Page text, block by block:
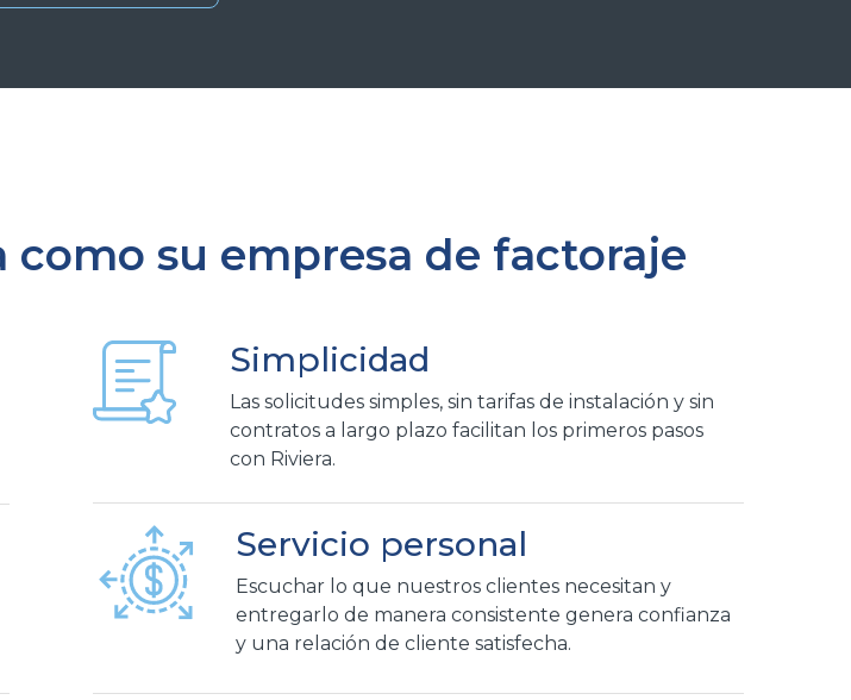
como su empresa de factoraje
Simplicidad
Las solicitudes simples, sin tarifas de instalación y sin
contratos a largo plazo facilitan los primeros pasos
con Riviera.
Servicio personal
Escuchar lo que nuestros clientes necesitan y
entregarlo de manera consistente genera confianza
y una relación de cliente satisfecha.